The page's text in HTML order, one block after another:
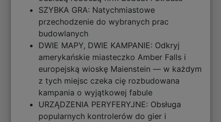
SZYBKA GRA: Natychmiastowe
przechodzenie do wybranych prac
budowlanych
DWIE MAPY, DWIE KAMPANIE: Odkryj
amerykańskie miasteczko Amber Falls i
europejską wioskę Maienstein — w każdym
z tych miejsc czeka cię rozbudowana
kampania o wyjątkowej fabule
URZĄDZENIA PERYFERYJNE: Obsługa
popularnych kontrolerów do gier i